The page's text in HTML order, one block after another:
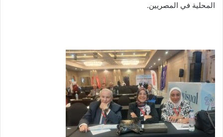
المحلية في المصريين.